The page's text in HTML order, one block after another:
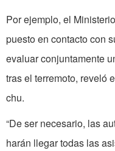
Por ejemplo, el
puesto en contacto con
evaluar conjuntamente
tras el terremoto, reveló
chu.
“De ser necesario, las
harán llegar todas las